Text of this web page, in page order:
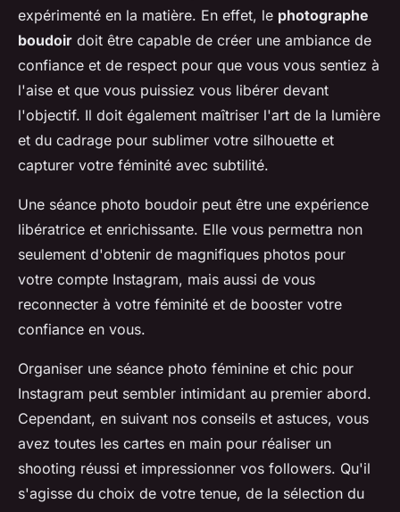
expérimenté en la matière. En effet, le photographe
boudoir doit être capable de créer une ambiance de
confiance et de respect pour que vous vous sentiez à
l'aise et que vous puissiez vous libérer devant
l'objectif. Il doit également maîtriser l'art de la lumière
et du cadrage pour sublimer votre silhouette et
capturer votre féminité avec subtilité.
Une séance photo boudoir peut être une expérience
libératrice et enrichissante. Elle vous permettra non
seulement d'obtenir de magnifiques photos pour
votre compte Instagram, mais aussi de vous
reconnecter à votre féminité et de booster votre
confiance en vous.
Organiser une séance photo féminine et chic pour
Instagram peut sembler intimidant au premier abord.
Cependant, en suivant nos conseils et astuces, vous
avez toutes les cartes en main pour réaliser un
shooting réussi et impressionner vos followers. Qu'il
s'agisse du choix de votre tenue, de la sélection du